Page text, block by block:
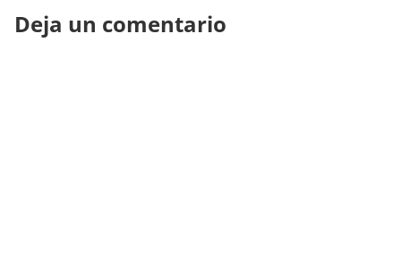
Deja un comentario